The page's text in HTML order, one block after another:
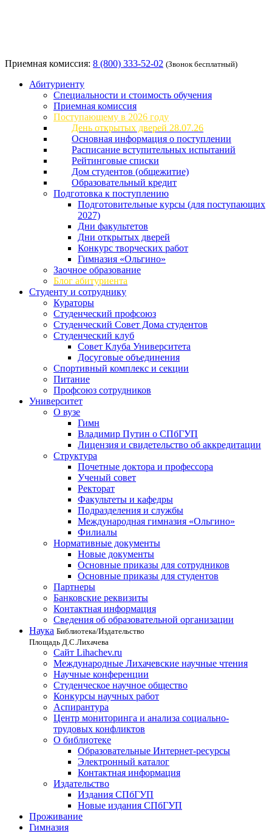
Приемная комиссия: 8 (800) 333-52-02 (Звонок бесплатный)
Абитуриенту
Специальности и стоимость обучения
Приемная комиссия
Поступающему в 2026 году
День открытых дверей 28.07.26
Основная информация о поступлении
Расписание вступительных испытаний
Рейтинговые списки
Дом студентов (общежитие)
Образовательный кредит
Подготовка к поступлению
Подготовительные курсы (для поступающих
2027)
Дни факультетов
Дни открытых дверей
Конкурс творческих работ
Гимназия «Ольгино»
Заочное образование
Блог абитуриента
Студенту и сотруднику
Кураторы
Студенческий профсоюз
Студенческий Совет Дома студентов
Студенческий клуб
Совет Клуба Университета
Досуговые объединения
Спортивный комплекс и секции
Питание
Профсоюз сотрудников
Университет
О вузе
Гимн
Владимир Путин о СПбГУП
Лицензия и свидетельство об аккредитации
Структура
Почетные доктора и профессора
Ученый совет
Ректорат
Факультеты и кафедры
Подразделения и службы
Международная гимназия «Ольгино»
Филиалы
Нормативные документы
Новые документы
Основные приказы для сотрудников
Основные приказы для студентов
Партнеры
Банковские реквизиты
Контактная информация
Сведения об образовательной организации
Наука Библиотека/Издательство
Площадь Д.С.Лихачева
Сайт Lihachev.ru
Международные Лихачевские научные чтения
Научные конференции
Студенческое научное общество
Конкурсы научных работ
Аспирантура
Центр мониторинга и анализа социально-
трудовых конфликтов
О библиотеке
Образовательные Интернет-ресурсы
Электронный каталог
Контактная информация
Издательство
Издания СПбГУП
Новые издания СПбГУП
Проживание
Гимназия